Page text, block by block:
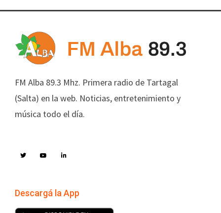
FM Alba 89.3 Mhz. Primera radio de Tartagal
(Salta) en la web. Noticias, entretenimiento y
música todo el día.
Descargá la App